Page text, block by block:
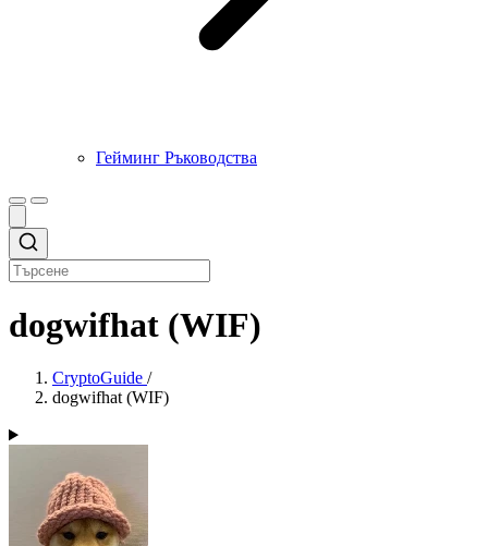
Гейминг Ръководства
dogwifhat (WIF)
CryptoGuide /
dogwifhat (WIF)